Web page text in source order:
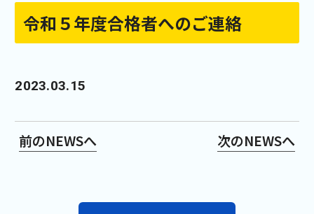
令和５年度合格者へのご連絡
2023.03.15
前のNEWSへ 次のNEWSへ